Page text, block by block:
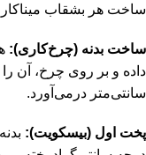
ساخت هر بشقاب
ساخت بدنه (چرخ‌کاری):
سانتی‌متر درمی‌آورد.
پخت اول (بیسکویت):